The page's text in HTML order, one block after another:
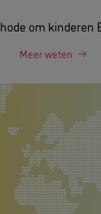
om kinderen
Meer weten